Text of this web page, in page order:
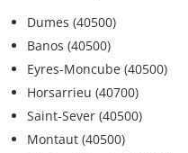
Dumes (40500)
Banos (40500)
Eyres-Moncube (40500)
Horsarrieu (40700)
Saint-Sever (40500)
Montaut (40500)